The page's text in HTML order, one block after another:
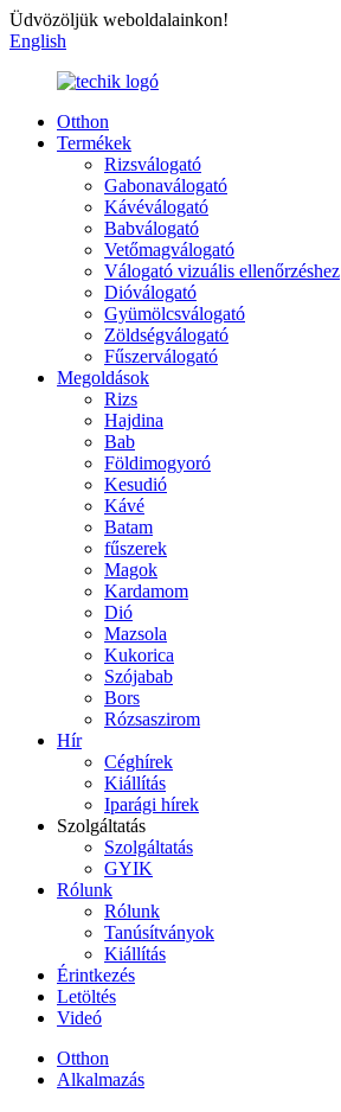
Üdvözöljük weboldalainkon!
English
Otthon
Termékek
Rizsválogató
Gabonaválogató
Kávéválogató
Babválogató
Vetőmagválogató
Válogató vizuális ellenőrzéshez
Dióválogató
Gyümölcsválogató
Zöldségválogató
Fűszerválogató
Megoldások
Rizs
Hajdina
Bab
Földimogyoró
Kesudió
Kávé
Batam
fűszerek
Magok
Kardamom
Dió
Mazsola
Kukorica
Szójabab
Bors
Rózsaszirom
Hír
Céghírek
Kiállítás
Iparági hírek
Szolgáltatás
Szolgáltatás
GYIK
Rólunk
Rólunk
Tanúsítványok
Kiállítás
Érintkezés
Letöltés
Videó
Otthon
Alkalmazás